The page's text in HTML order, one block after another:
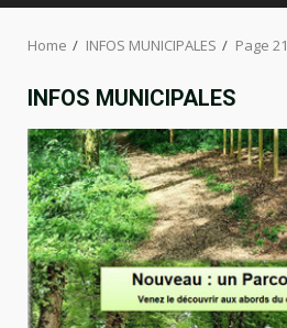
Home INFOS MUNICIPALES Page 21
INFOS MUNICIPALES